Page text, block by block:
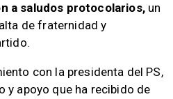
a saludos protocolarios,un
de fraternidad y
con la presidenta del PS,
y apoyo que ha recibido de